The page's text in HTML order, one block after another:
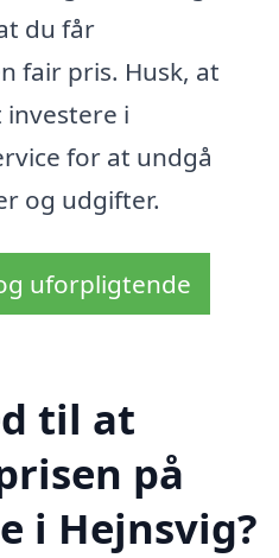
du får
fair pris. Husk, at
investere i
for at undgå
og udgifter.
uforpligtende
til at
på
i Hejnsvig?